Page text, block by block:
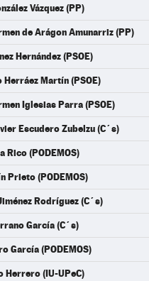
Vázquez (PP)
de Arágon Amunarriz (PP)
Hernández (PSOE)
Martín (PSOE)
Iglesias Parra (PSOE)
Escudero Zubelzu (C´s)
Rico (PODEMOS)
Prieto (PODEMOS)
Rodríguez (C´s)
García (C´s)
García (PODEMOS)
Herrero (IU-UPeC)